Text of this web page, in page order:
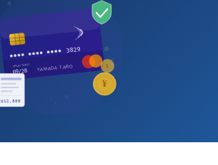
3829
VALID THRU
09/28 YAMADA TARO
¥12,800
¥
¥